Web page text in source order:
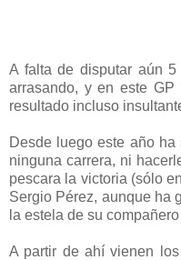
A falta de disputar aún
arrasando, y en este
resultado incluso
Desde luego este año
ninguna carrera, ni
pescara la victoria (sólo
Sergio Pérez, aunque ha
la estela de su
A partir de ahí vienen